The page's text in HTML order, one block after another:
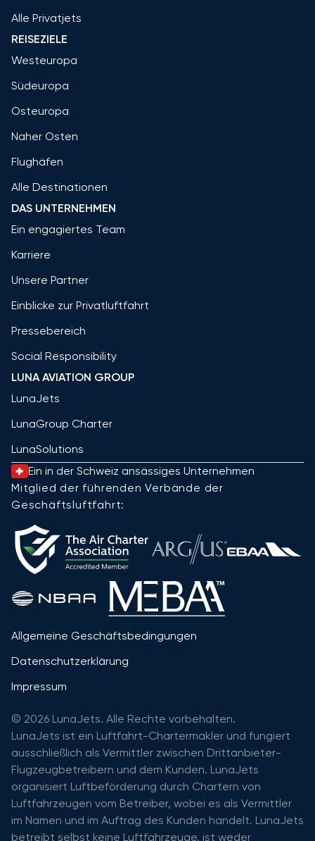
Alle Privatjets
REISEZIELE
Westeuropa
Südeuropa
Osteuropa
Naher Osten
Flughäfen
Alle Destinationen
DAS UNTERNEHMEN
Ein engagiertes Team
Karriere
Unsere Partner
Einblicke zur Privatluftfahrt
Pressebereich
Social Responsibility
LUNA AVIATION GROUP
LunaJets
LunaGroup Charter
LunaSolutions
Ein in der Schweiz ansässiges Unternehmen
Mitglied der führenden Verbände der
Geschäftsluftfahrt:
Allgemeine Geschäftsbedingungen
Datenschutzerklärung
Impressum
© 2026 LunaJets. Alle Rechte vorbehalten.
LunaJets ist ein Luftfahrt-Chartermakler und fungiert
ausschließlich als Vermittler zwischen Drittanbieter-
Flugzeugbetreibern und dem Kunden. LunaJets
organisiert Luftbeförderung durch Chartern von
Luftfahrzeugen vom Betreiber, wobei es als Vermittler
im Namen und im Auftrag des Kunden handelt. LunaJets
betreibt selbst keine Luftfahrzeuge, ist weder